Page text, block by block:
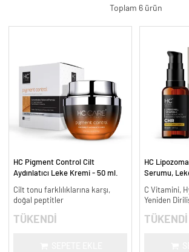
Toplam 6 ürün
HC Pigment Control Cilt
Aydınlatıcı Leke Kremi - 50 ml.
Cilt tonu farklılıklarına karşı,
doğal peptitler
TÜKENDİ
HC
Serumu,
C Vitamini,
Yeniden
TÜKENDİ